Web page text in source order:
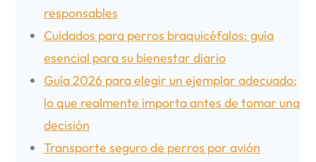
responsables
Cuidados para perros braquicéfalos: guía
esencial para su bienestar diario
Guía 2026 para elegir un ejemplar adecuado:
lo que realmente importa antes de tomar una
decisión
Transporte seguro de perros por avión